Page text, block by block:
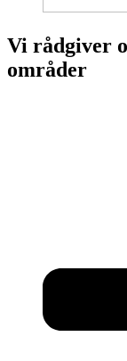
Vi rådgiver
områder